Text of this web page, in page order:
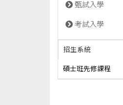
甄試入學
考試入學
招生系統
碩士班先修課程